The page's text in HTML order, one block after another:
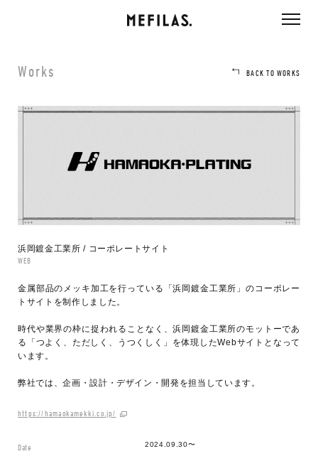
Works BACK TO WORKS
浜岡鍍金工業所 / コーポレートサイト
WEB
金属部品のメッキ加工を行っている「浜岡鍍金工業所」のコーポレー
トサイトを制作しました。
時代や業界の枠に捉われることなく、浜岡鍍金工業所のモットーであ
る「つよく、ただしく、うつくしく」を体現したWebサイトとなって
います。
弊社では、企画・設計・デザイン・開発を担当しています。
https://hamaokamekki.co.jp/
Date 2024.09.30〜